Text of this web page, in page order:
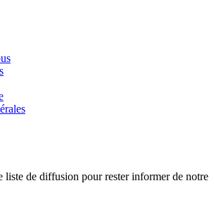
liste de diffusion pour rester informer de notre